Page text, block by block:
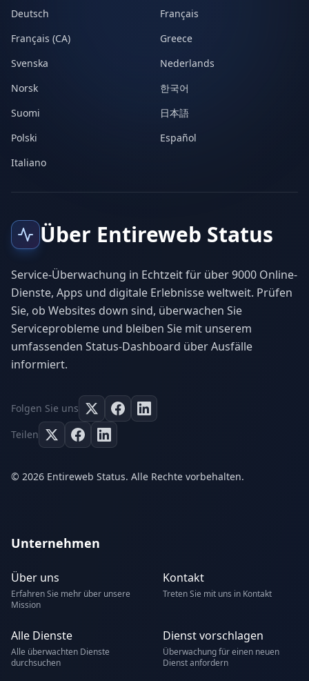
Deutsch
Français
Français (CA)
Greece
Svenska
Nederlands
Norsk
한국어
Suomi
日本語
Polski
Español
Italiano
Über Entireweb Status
Service-Überwachung in Echtzeit für über 9000 Online-
Dienste, Apps und digitale Erlebnisse weltweit. Prüfen
Sie, ob Websites down sind, überwachen Sie
Serviceprobleme und bleiben Sie mit unserem
umfassenden Status-Dashboard über Ausfälle
informiert.
Folgen Sie uns
Teilen
© 2026 Entireweb Status. Alle Rechte vorbehalten.
Unternehmen
Über uns
Erfahren Sie mehr über unsere
Mission
Kontakt
Treten Sie mit uns in Kontakt
Alle Dienste
Alle überwachten Dienste
durchsuchen
Dienst vorschlagen
Überwachung für einen neuen
Dienst anfordern